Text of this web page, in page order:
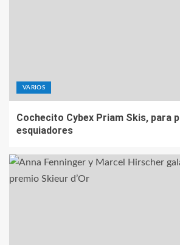
VARIOS
Cochecito Cybex Priam Skis, para
esquiadores